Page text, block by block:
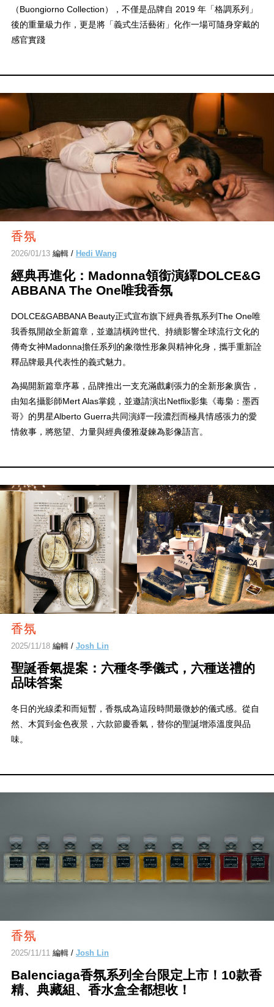
（Buongiorno Collection），不僅是品牌自 2019 年「格調系列」
後的重量級力作，更是將「義式生活藝術」化作一場可隨身穿戴的
感官實踐
香氛
2026/01/13編輯 / Hedi Wang
經典再進化：Madonna領銜演繹DOLCE&G
ABBANA The One唯我香氛
DOLCE&GABBANA Beauty正式宣布旗下經典香氛系列The One唯
我香氛開啟全新篇章，並邀請橫跨世代、持續影響全球流行文化的
傳奇女神Madonna擔任系列的象徵性形象與精神化身，攜手重新詮
釋品牌最具代表性的義式魅力。
為揭開新篇章序幕，品牌推出一支充滿戲劇張力的全新形象廣告，
由知名攝影師Mert Alas掌鏡，並邀請演出Netflix影集《毒梟：墨西
哥》的男星Alberto Guerra共同演繹一段濃烈而極具情感張力的愛
情敘事，將慾望、力量與經典優雅凝鍊為影像語言。
香氛
2025/11/18編輯 / Josh Lin
聖誕香氣提案：六種冬季儀式，六種送禮的
品味答案
冬日的光線柔和而短暫，香氛成為這段時間最微妙的儀式感。從自
然、木質到金色夜景，六款節慶香氣，替你的聖誕增添溫度與品
味。
香氛
2025/11/11編輯 / Josh Lin
Balenciaga香氛系列全台限定上市！10款香
精、典藏組、香水盒全都想收！